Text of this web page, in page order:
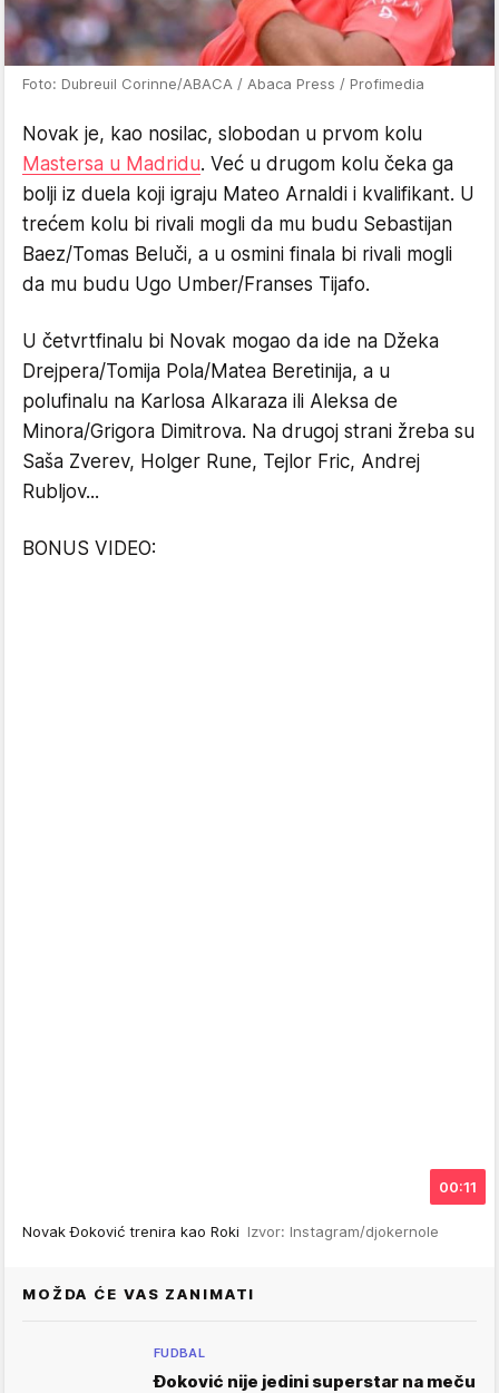
Foto: Dubreuil Corinne/ABACA / Abaca Press / Profimedia
Novak je, kao nosilac, slobodan u prvom kolu
Mastersa u Madridu. Već u drugom kolu čeka ga
bolji iz duela koji igraju Mateo Arnaldi i kvalifikant. U
trećem kolu bi rivali mogli da mu budu Sebastijan
Baez/Tomas Beluči, a u osmini finala bi rivali mogli
da mu budu Ugo Umber/Franses Tijafo.
U četvrtfinalu bi Novak mogao da ide na Džeka
Drejpera/Tomija Pola/Matea Beretinija, a u
polufinalu na Karlosa Alkaraza ili Aleksa de
Minora/Grigora Dimitrova. Na drugoj strani žreba su
Saša Zverev, Holger Rune, Tejlor Fric, Andrej
Rubljov...
BONUS VIDEO:
00:11
Novak Đoković trenira kao Roki Izvor: Instagram/djokernole
MOŽDA ĆE VAS ZANIMATI
FUDBAL
Đoković nije jedini superstar na meču